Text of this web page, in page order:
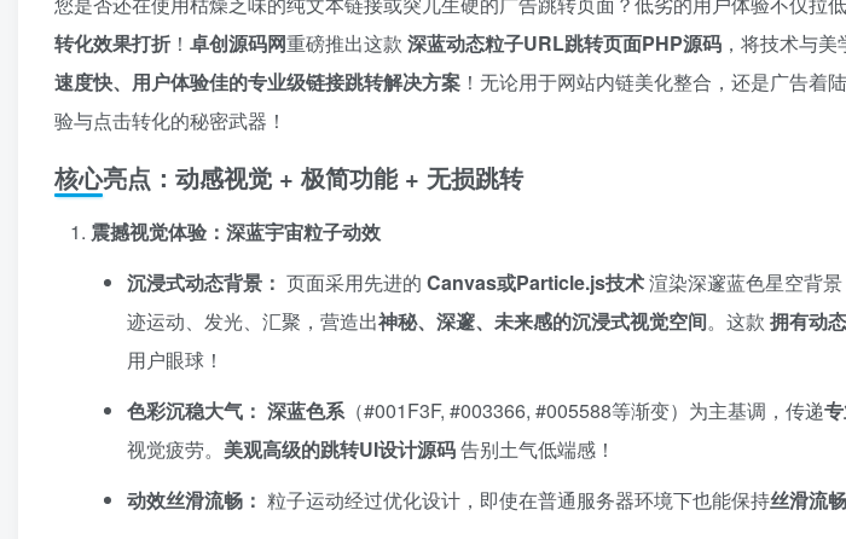
转化效果打折 ！​ 卓创源码网重磅推出这款 ​ 深蓝动态粒子URL跳转页面PHP源码 ，将技术与
速度快、用户体验佳的专业级链接跳转解决方案 ！无论用于网站内链美化整合，还是广告着
验与点击转化的秘密武器！
核心亮点：动感视觉 + 极简功能 + 无损跳转
震撼视觉体验：深蓝宇宙粒子动效
沉浸式动态背景：​ 页面采用先进的 ​ Canvas或Particle.js技术渲染深邃蓝色星空背
迹运动、发光、汇聚，营造出神秘、深邃、未来感的沉浸式视觉空间。这款 ​ 拥有动
用户眼球！
色彩沉稳大气：​ 深蓝色系​（#001F3F, #003366, #005588等渐变）为主基调，传递
视觉疲劳。​ 美观高级的跳转UI设计源码告别土气低端感！
动效丝滑流畅：​ 粒子运动经过优化设计，即使在普通服务器环境下也能保持丝滑流